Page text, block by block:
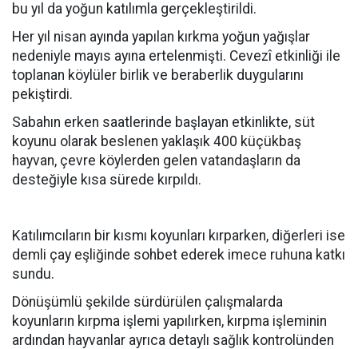
bu yıl da yoğun katılımla gerçekleştirildi.
Her yıl nisan ayında yapılan kırkma yoğun yağışlar
nedeniyle mayıs ayına ertelenmişti. Cevezî etkinliği ile
toplanan köylüler birlik ve beraberlik duygularını
pekiştirdi.
Sabahın erken saatlerinde başlayan etkinlikte, süt
koyunu olarak beslenen yaklaşık 400 küçükbaş
hayvan, çevre köylerden gelen vatandaşların da
desteğiyle kısa sürede kırpıldı.
Katılımcıların bir kısmı koyunları kırparken, diğerleri ise
demli çay eşliğinde sohbet ederek imece ruhuna katkı
sundu.
Dönüşümlü şekilde sürdürülen çalışmalarda
koyunların kırpma işlemi yapılırken, kırpma işleminin
ardından hayvanlar ayrıca detaylı sağlık kontrolünden